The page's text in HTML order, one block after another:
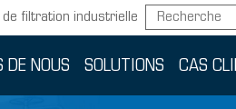
filtration industrielle
DE NOUS SOLUTIONS CAS